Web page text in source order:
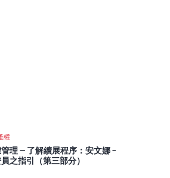
權
理 — 了解續展程序：安文娜 –
之指引（第三部分）